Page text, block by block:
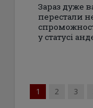
Зараз дуже
перестали
у статусі
1 2 3